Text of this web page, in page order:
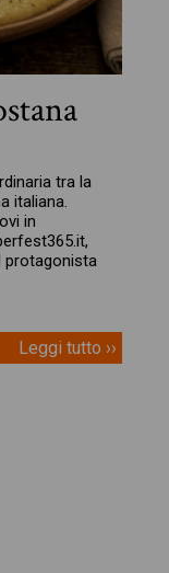
tra la
italiana.
in
protagonista
Leggi tutto ››